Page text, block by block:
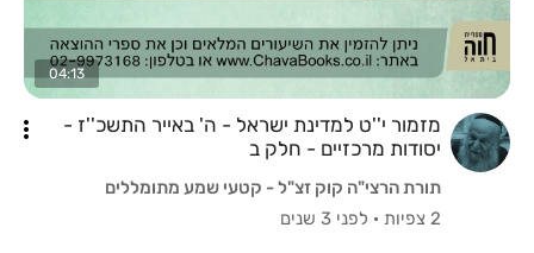
04:13
מזמור י''ט למדינת ישראל - ה' באייר התשכ''ז -
יסודות מרכזיים - חלק ב
תורת הרצי"ה קוק זצ"ל - קטעי שמע מתומללים
2 צפיות
· לפני 3 שנים